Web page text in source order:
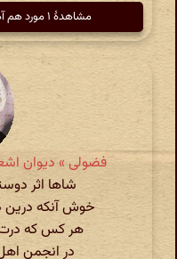
مشاهدهٔ ۱ مورد هم آهنگ دیگر از اهلی شیرازی
فضولی » دیوان
شاها اثر
خوش آنکه
هر کس که درت
در انجمن